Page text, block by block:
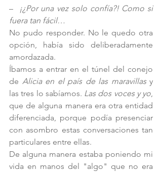
–
  ¡¿Por una vez solo confía?! Como si
fuera tan fácil…
No pudo responder. No le quedo otra
opción, había sido deliberadamente
amordazada.
Íbamos a entrar en el túnel del conejo
de Alicia en el país de las maravillas y
las tres lo sabíamos. Las dos voces y yo,
que de alguna manera era otra entidad
diferenciada, porque podía presenciar
con asombro estas conversaciones tan
particulares entre ellas.
De alguna manera estaba poniendo mi
vida en manos del "algo" que no era